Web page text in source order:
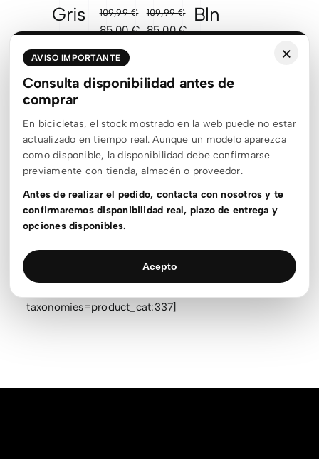
Gris
mate
184,95€
precio
original
era:
184,95 €.
precio
es:
147,96 €.
109,99€
El
precio
original
era:
85,00€El
es:
109,99€
El
era:
85,00€El
es:
Bln
169,95€
original
169,95 €.135,96 €.
Sale!
Vento
KinetiCore
279,00
era:
279,00 €.
precio
es:
190,00 €.
Sale!
KinetiCore
precio
era:
279,00 €.
es:
taxonomies=product_cat:337]
×
AVISO IMPORTANTE
Consulta disponibilidad antes de
comprar
En bicicletas, el stock mostrado en la web puede no estar
actualizado en tiempo real. Aunque un modelo aparezca
como disponible, la disponibilidad debe confirmarse
previamente con tienda, almacén o proveedor.
Antes de realizar el pedido, contacta con nosotros y te
confirmaremos disponibilidad real, plazo de entrega y
opciones disponibles.
Acepto